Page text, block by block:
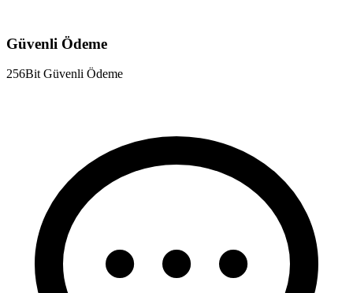
Güvenli Ödeme
256Bit Güvenli Ödeme